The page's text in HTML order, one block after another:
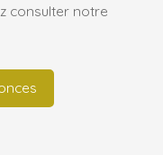
consulter notre